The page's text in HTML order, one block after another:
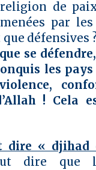
de
par
que défensives
se
les
! Cela
dire « djihad
dire que